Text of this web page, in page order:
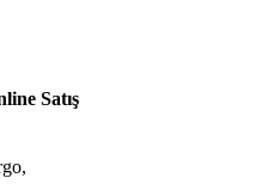
Satış